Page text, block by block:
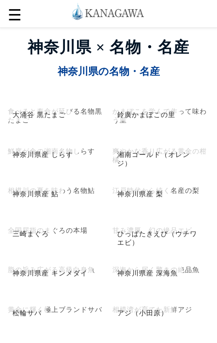
☰
神奈川県 × 名物・名産
神奈川県の名物・名産
大涌谷 黒たまご
食べると寿命が延びる名物黒
たまご
鈴廣かまぼこの里
かまぼこを学んで作って味わ
う里
神奈川県産 しらす
鮮度が命の湘南名物しらす
湘南ゴールド（オレン
ジ）
爽やかな香り広がる黄金の柑
橘
神奈川県産 鮎
相模川の夏を味わう名物鮎 神奈川県産 梨
江戸時代から続く名産の梨
三崎まぐろ
全国屈指のまぐろの本場
ひっぱたきえび（ウチワ
エビ）
甘み濃厚、幻の絶品エビ
神奈川県産 キンメダイ
脂の旨み広がる高級白身魚 神奈川県産 深海魚
深海から届く驚きの絶品魚
松輪サバ
黄金に輝く極上ブランドサバ アジ（小田原）
相模湾が育てた新鮮アジ